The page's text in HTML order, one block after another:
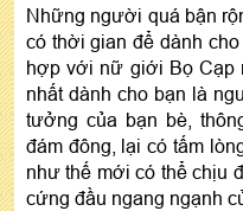
Những người quá bận
có thời gian để dành
hợp với nữ giới Bọ Cạp
nhất dành cho bạn là
tưởng của bạn bè,
đám đông, lại có tấm
như thế mới có thể chịu
cứng đầu ngang ngạnh